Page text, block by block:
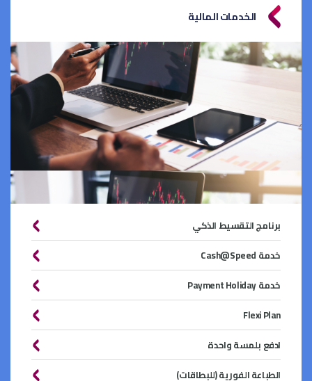
الخدمات المالية
برنامج التقسيط الذكي
خدمة Cash@Speed
خدمة Payment Holiday
Flexi Plan
ادفع بلمسة واحدة
الطباعة الفورية (للبطاقات)